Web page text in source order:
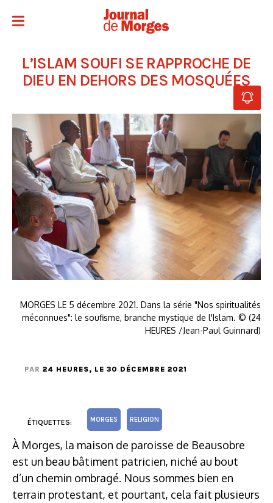
L’ISLAM SOUFI SE RAPPROCHE DE
DIEU EN DEHORS DES MOSQUÉES
MORGES LE 5 décembre 2021. Dans la série "Nos spiritualités
méconnues": le soufisme, branche mystique de l'Islam. © (24
HEURES /Jean-Paul Guinnard)
PAR 24 HEURES, LE 30 DÉCEMBRE 2021
ÉTIQUETTES: MORGES RELIGION
À Morges, la maison de paroisse de Beausobre
est un beau bâtiment patricien, niché au bout
d’un chemin ombragé. Nous sommes bien en
terrain protestant, et pourtant, cela fait plusieurs